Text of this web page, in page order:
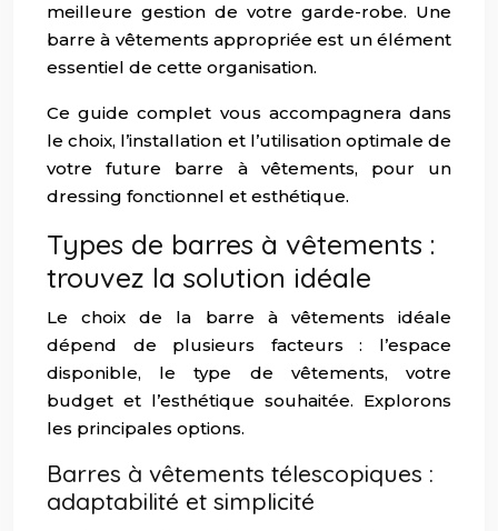
meilleure gestion de votre garde-robe. Une
barre à vêtements appropriée est un élément
essentiel de cette organisation.
Ce guide complet vous accompagnera dans
le choix, l’installation et l’utilisation optimale de
votre future barre à vêtements, pour un
dressing fonctionnel et esthétique.
Types de barres à vêtements :
trouvez la solution idéale
Le choix de la barre à vêtements idéale
dépend de plusieurs facteurs : l’espace
disponible, le type de vêtements, votre
budget et l’esthétique souhaitée. Explorons
les principales options.
Barres à vêtements télescopiques :
adaptabilité et simplicité